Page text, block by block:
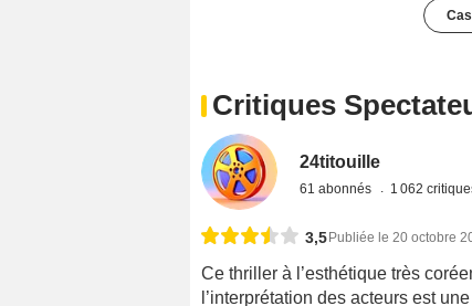
Critiques
24titouille
61 abonnés 1 062
3,5 Publiée le 20 octobre
Ce thriller à l’esthétique très
l’interprétation des acteurs est